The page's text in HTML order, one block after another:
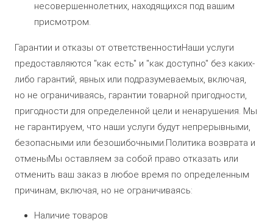
несовершеннолетних, находящихся под вашим
присмотром.
Гарантии и отказы от ответственностиНаши услуги
предоставляются "как есть" и "как доступно" без каких-
либо гарантий, явных или подразумеваемых, включая,
но не ограничиваясь, гарантии товарной пригодности,
пригодности для определенной цели и ненарушения. Мы
не гарантируем, что наши услуги будут непрерывными,
безопасными или безошибочными.Политика возврата и
отменыМы оставляем за собой право отказать или
отменить ваш заказ в любое время по определенным
причинам, включая, но не ограничиваясь:
Наличие товаров